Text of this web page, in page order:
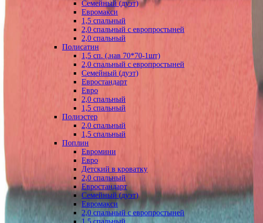
Семейный (дуэт)
Евромакси
1,5 спальный
2,0 спальный с европростыней
2,0 спальный
Полисатин
1,5 сп. (.нав 70*70-1шт)
2,0 спальный с европростыней
Семейный (дуэт)
Евростандарт
Евро
2,0 спальный
1,5 спальный
Полиэстер
2,0 спальный
1,5 спальный
Поплин
Евромини
Евро
Детский в кроватку
2,0 спальный
Евростандарт
Семейный (дуэт)
Евромакси
2,0 спальный с европростыней